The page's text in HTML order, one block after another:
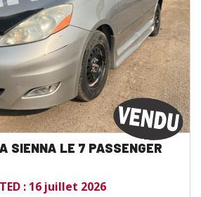
SIENNA LE 7 PASSENGER
: 16 juillet 2026